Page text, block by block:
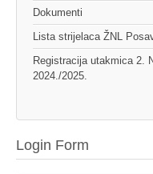
Dokumenti
Lista strijelaca ŽNL
Registracija utakmica 2.
2024./2025.
Login Form